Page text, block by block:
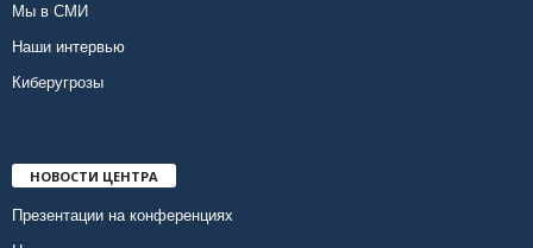
Мы в СМИ
Наши интервью
Киберугрозы
НОВОСТИ ЦЕНТРА
Презентации на конференциях